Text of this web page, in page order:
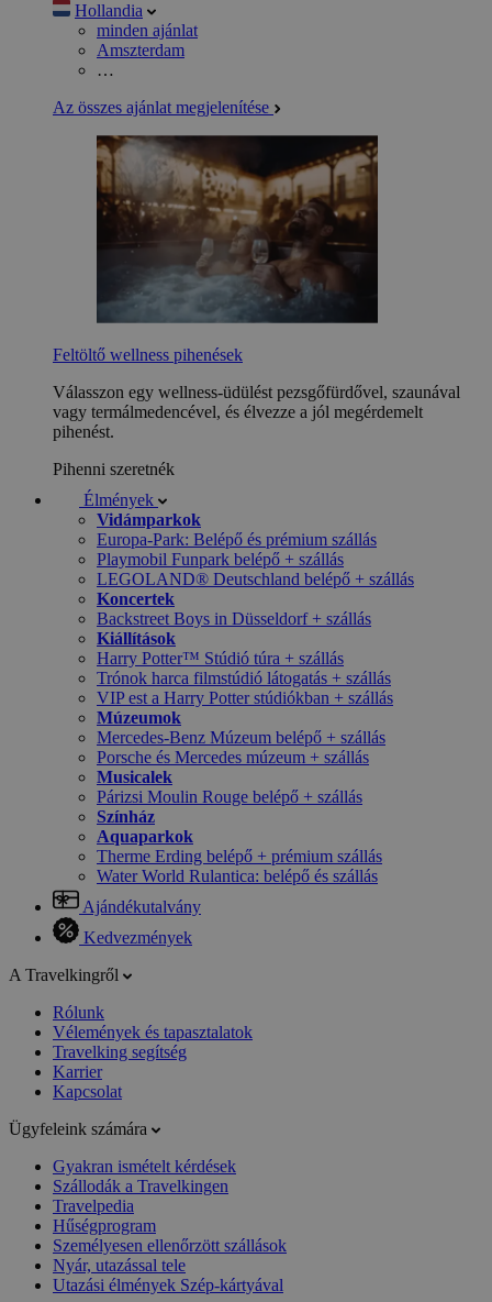
Hollandia
minden ajánlat
Amszterdam
…
Az összes ajánlat megjelenítése
Feltöltő wellness pihenések
Válasszon egy wellness-üdülést pezsgőfürdővel, szaunával
vagy termálmedencével, és élvezze a jól megérdemelt
pihenést.
Pihenni szeretnék
Élmények
Vidámparkok
Europa-Park: Belépő és prémium szállás
Playmobil Funpark belépő + szállás
LEGOLAND® Deutschland belépő + szállás
Koncertek
Backstreet Boys in Düsseldorf + szállás
Kiállítások
Harry Potter™ Stúdió túra + szállás
Trónok harca filmstúdió látogatás + szállás
VIP est a Harry Potter stúdiókban + szállás
Múzeumok
Mercedes-Benz Múzeum belépő + szállás
Porsche és Mercedes múzeum + szállás
Musicalek
Párizsi Moulin Rouge belépő + szállás
Színház
Aquaparkok
Therme Erding belépő + prémium szállás
Water World Rulantica: belépő és szállás
Ajándékutalvány
Kedvezmények
A Travelkingről
Rólunk
Vélemények és tapasztalatok
Travelking segítség
Karrier
Kapcsolat
Ügyfeleink számára
Gyakran ismételt kérdések
Szállodák a Travelkingen
Travelpedia
Hűségprogram
Személyesen ellenőrzött szállások
Nyár, utazással tele
Utazási élmények Szép-kártyával